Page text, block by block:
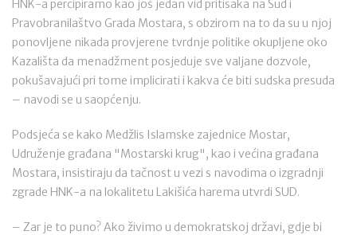
HNK-a percipiramo kao još jedan vid pritisaka na Sud i
Pravobranilaštvo Grada Mostara, s obzirom na to da su u njoj
ponovljene nikada provjerene tvrdnje politike okupljene oko
Kazališta da menadžment posjeduje sve valjane dozvole,
pokušavajući pri tome implicirati i kakva će biti sudska presuda
– navodi se u saopćenju.
Podsjeća se kako Medžlis Islamske zajednice Mostar,
Udruženje građana "Mostarski krug", kao i većina građana
Mostara, insistiraju da tačnost u vezi s navodima o izgradnji
zgrade HNK-a na lokalitetu Lakišića harema utvrdi SUD.
– Zar je to puno? Ako živimo u demokratskoj državi, gdje bi